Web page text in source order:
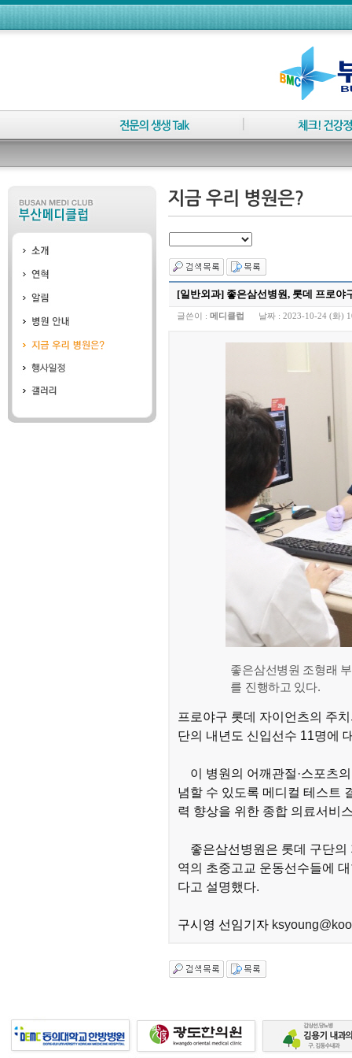
[일반외과] 좋은삼선병원, 롯데 프로야
글쓴이 : 메디클럽 날짜 : 2023-10-24 (화)
좋은삼선병원 조형래
를 진행하고 있다.
프로야구 롯데 자이언츠의 주
단의 내년도 신입선수 11명에
이 병원의 어깨관절·스포츠
념할 수 있도록 메디컬 테스트
력 향상을 위한 종합 의료서비
좋은삼선병원은 롯데 구단의
역의 초중고교 운동선수들에
다고 설명했다.
구시영 선임기자